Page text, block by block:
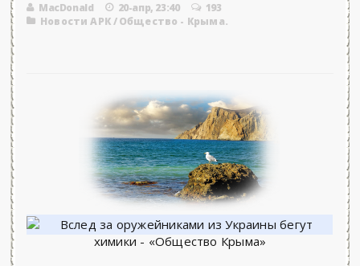
MacDonald 20-апр, 23:40
193
Новости АРК/Общество - Крыма.